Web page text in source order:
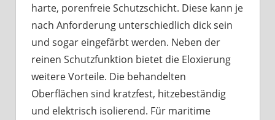
harte, porenfreie Schutzschicht. Diese kann je
nach Anforderung unterschiedlich dick sein
und sogar eingefärbt werden. Neben der
reinen Schutzfunktion bietet die Eloxierung
weitere Vorteile. Die behandelten
Oberflächen sind kratzfest, hitzebeständig
und elektrisch isolierend. Für maritime